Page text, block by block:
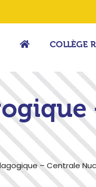
COLLÈGE
– Centrale